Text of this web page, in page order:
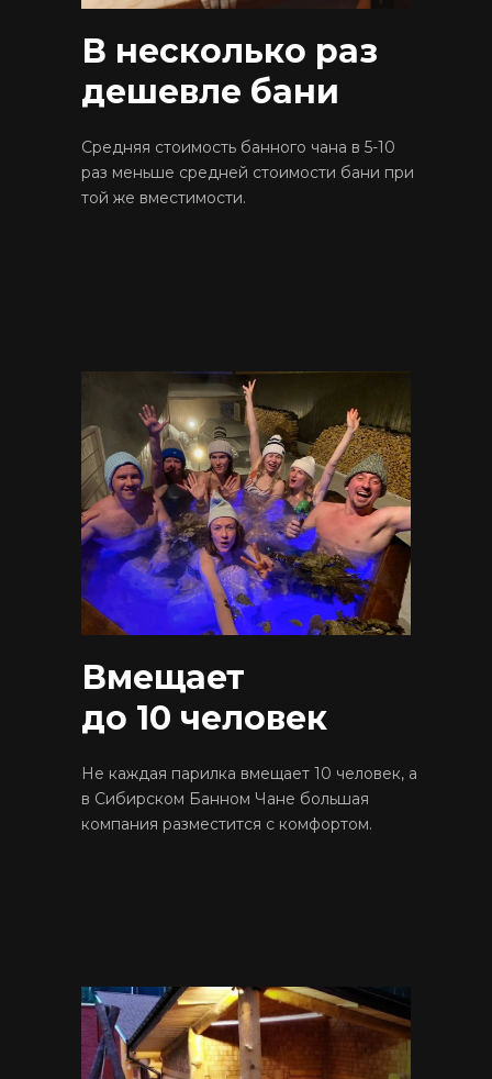
В несколько раз
дешевле бани
Средняя стоимость банного чана в 5-10
раз меньше средней стоимости бани при
той же вместимости.
Вмещает
до 10 человек
Не каждая парилка вмещает 10 человек, а
в Сибирском Банном Чане большая
компания разместится с комфортом.